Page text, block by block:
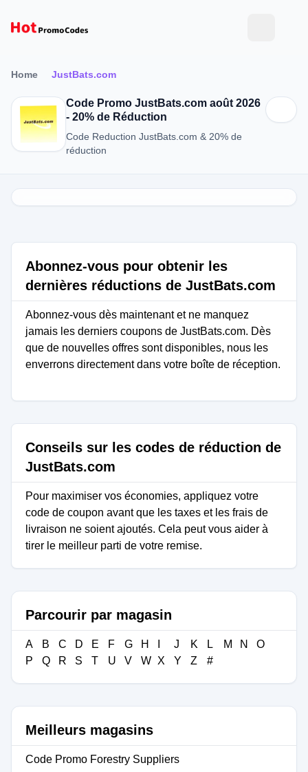
Home JustBats.com
Code Promo JustBats.com août 2026
- 20% de Réduction
Code Reduction JustBats.com & 20% de
réduction
Abonnez-vous pour obtenir les
dernières réductions de JustBats.com
Abonnez-vous dès maintenant et ne manquez
jamais les derniers coupons de JustBats.com. Dès
que de nouvelles offres sont disponibles, nous les
enverrons directement dans votre boîte de réception.
Conseils sur les codes de réduction de
JustBats.com
Pour maximiser vos économies, appliquez votre
code de coupon avant que les taxes et les frais de
livraison ne soient ajoutés. Cela peut vous aider à
tirer le meilleur parti de votre remise.
Parcourir par magasin
A B C D E F G H J K L M N
O
P
Q R S T U V W X Y Z #
Meilleurs magasins
Code Promo Forestry Suppliers